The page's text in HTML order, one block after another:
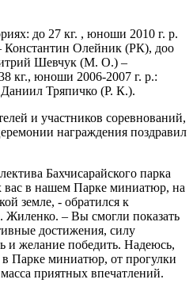
до 27 кг. , юноши 2010 г. р.
Олейник (РК), доо
Шевчук (М. О.) –
кг., юноши 2006-2007 г. р.:
Тряпичко (Р. К.).
и участников соревнований,
награждения поздравил
Бахчисарайского парка
вас в нашем Парке миниатюр, на
земле, - обратился к
Жиленко. – Вы смогли показать
достижения, силу
и желание победить. Надеюсь,
Парке миниатюр, от прогулки
приятных впечатлений.